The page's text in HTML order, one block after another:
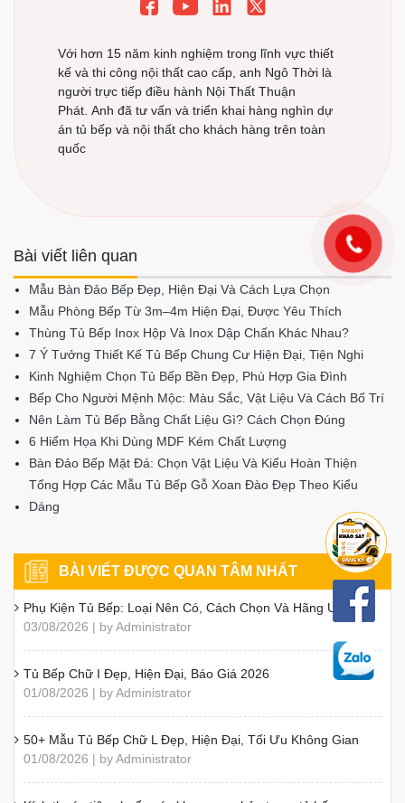
Với hơn 15 năm kinh nghiệm trong lĩnh vực thiết
kế và thi công nội thất cao cấp, anh Ngô Thời là
người trực tiếp điều hành Nội Thất Thuận
Phát. Anh đã tư vấn và triển khai hàng nghìn dự
án tủ bếp và nội thất cho khách hàng trên toàn
quốc
Bài viết liên quan
Mẫu Bàn Đảo Bếp Đẹp, Hiện Đại Và Cách Lựa Chọn
Mẫu Phòng Bếp Từ 3m–4m Hiện Đại, Được Yêu Thích
Thùng Tủ Bếp Inox Hộp Và Inox Dập Chấn Khác Nhau?
7 Ý Tưởng Thiết Kế Tủ Bếp Chung Cư Hiện Đại, Tiện Nghi
Kinh Nghiệm Chọn Tủ Bếp Bền Đẹp, Phù Hợp Gia Đình
Bếp Cho Người Mệnh Mộc: Màu Sắc, Vật Liệu Và Cách Bố Trí
Nên Làm Tủ Bếp Bằng Chất Liệu Gì? Cách Chọn Đúng
6 Hiểm Họa Khi Dùng MDF Kém Chất Lượng
Bàn Đảo Bếp Mặt Đá: Chọn Vật Liệu Và Kiểu Hoàn Thiện
Tổng Hợp Các Mẫu Tủ Bếp Gỗ Xoan Đào Đẹp Theo Kiểu
Dáng
BÀI VIẾT ĐƯỢC QUAN TÂM NHẤT
Phụ Kiện Tủ Bếp: Loại Nên Có, Cách Chọn Và Hãng Uy Tín
03/08/2026 | by Administrator
Tủ Bếp Chữ I Đẹp, Hiện Đại, Báo Giá 2026
01/08/2026 | by Administrator
50+ Mẫu Tủ Bếp Chữ L Đẹp, Hiện Đại, Tối Ưu Không Gian
01/08/2026 | by Administrator